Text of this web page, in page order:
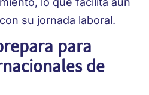
su jornada laboral.
para
de